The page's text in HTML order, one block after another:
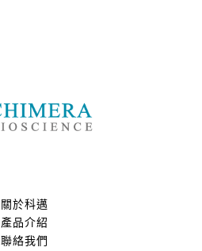
關於科邁
產品介紹
聯絡我們